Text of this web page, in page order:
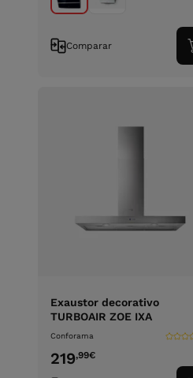
Comparar
Exaustor decorativo
TURBOAIR ZOE IXA
Conforama
219,99€